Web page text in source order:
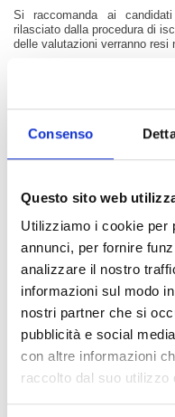
Consenso
Questo sito web
Utilizziamo i cookie per
annunci, per fornire
analizzare il nostro
informazioni sul modo
nostri partner che si
pubblicità e social
con altre informazioni
raccolto dal suo utilizzo
Si raccomanda ai
rilasciato dalla procedura di
delle valutazioni verranno resi
BANDO
Indice di pagina
Futuro Studente
Studente Iscritto